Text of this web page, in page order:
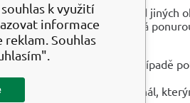
krystalických forem od jiných
oblíbený, protože zachovává
životní sílu nositele a v případě
protože tvoří kanál,
k využití
informace
reklam. Souhlas